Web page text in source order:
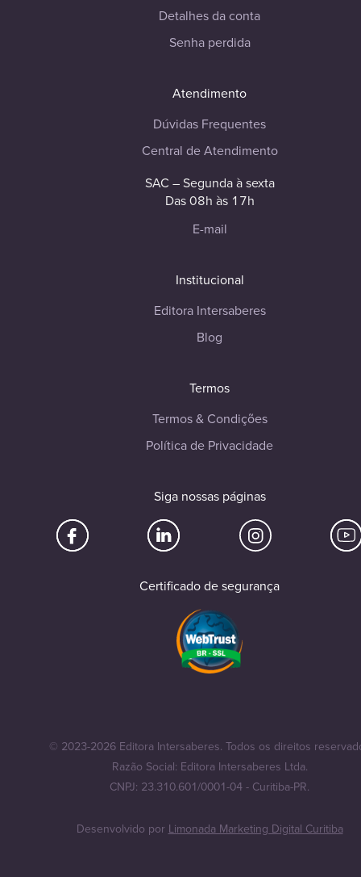
Detalhes da conta
Senha perdida
Atendimento
Dúvidas Frequentes
Central de Atendimento
SAC – Segunda à sexta
Das 08h às 17h
E-mail
Institucional
Editora Intersaberes
Blog
Termos
Termos & Condições
Política de Privacidade
Siga nossas páginas
Certificado de segurança
© 2023-2026 Editora Intersaberes. Todos os direitos
Razão Social: Editora Intersaberes Ltda.
CNPJ: 23.310.601/0001-04 - Curitiba-PR.
Desenvolvido por Limonada Marketing Digital Curitiba